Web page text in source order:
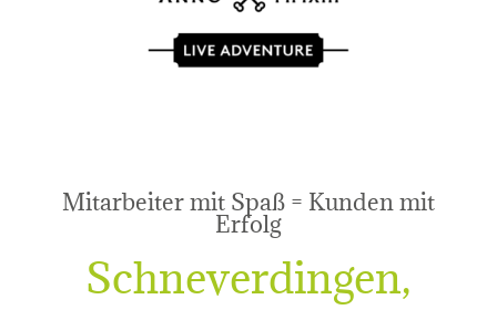
Mitarbeiter mit Spaß = Kunden mit
Erfolg
Schneverdingen,